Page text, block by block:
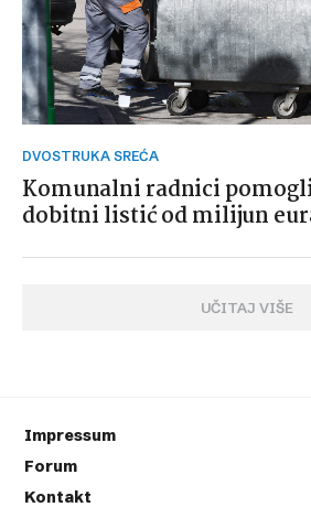
DVOSTRUKA SREĆA
Komunalni radnici
dobitni listić od milijun
UČITAJ VIŠE
Impressum
Forum
Kontakt